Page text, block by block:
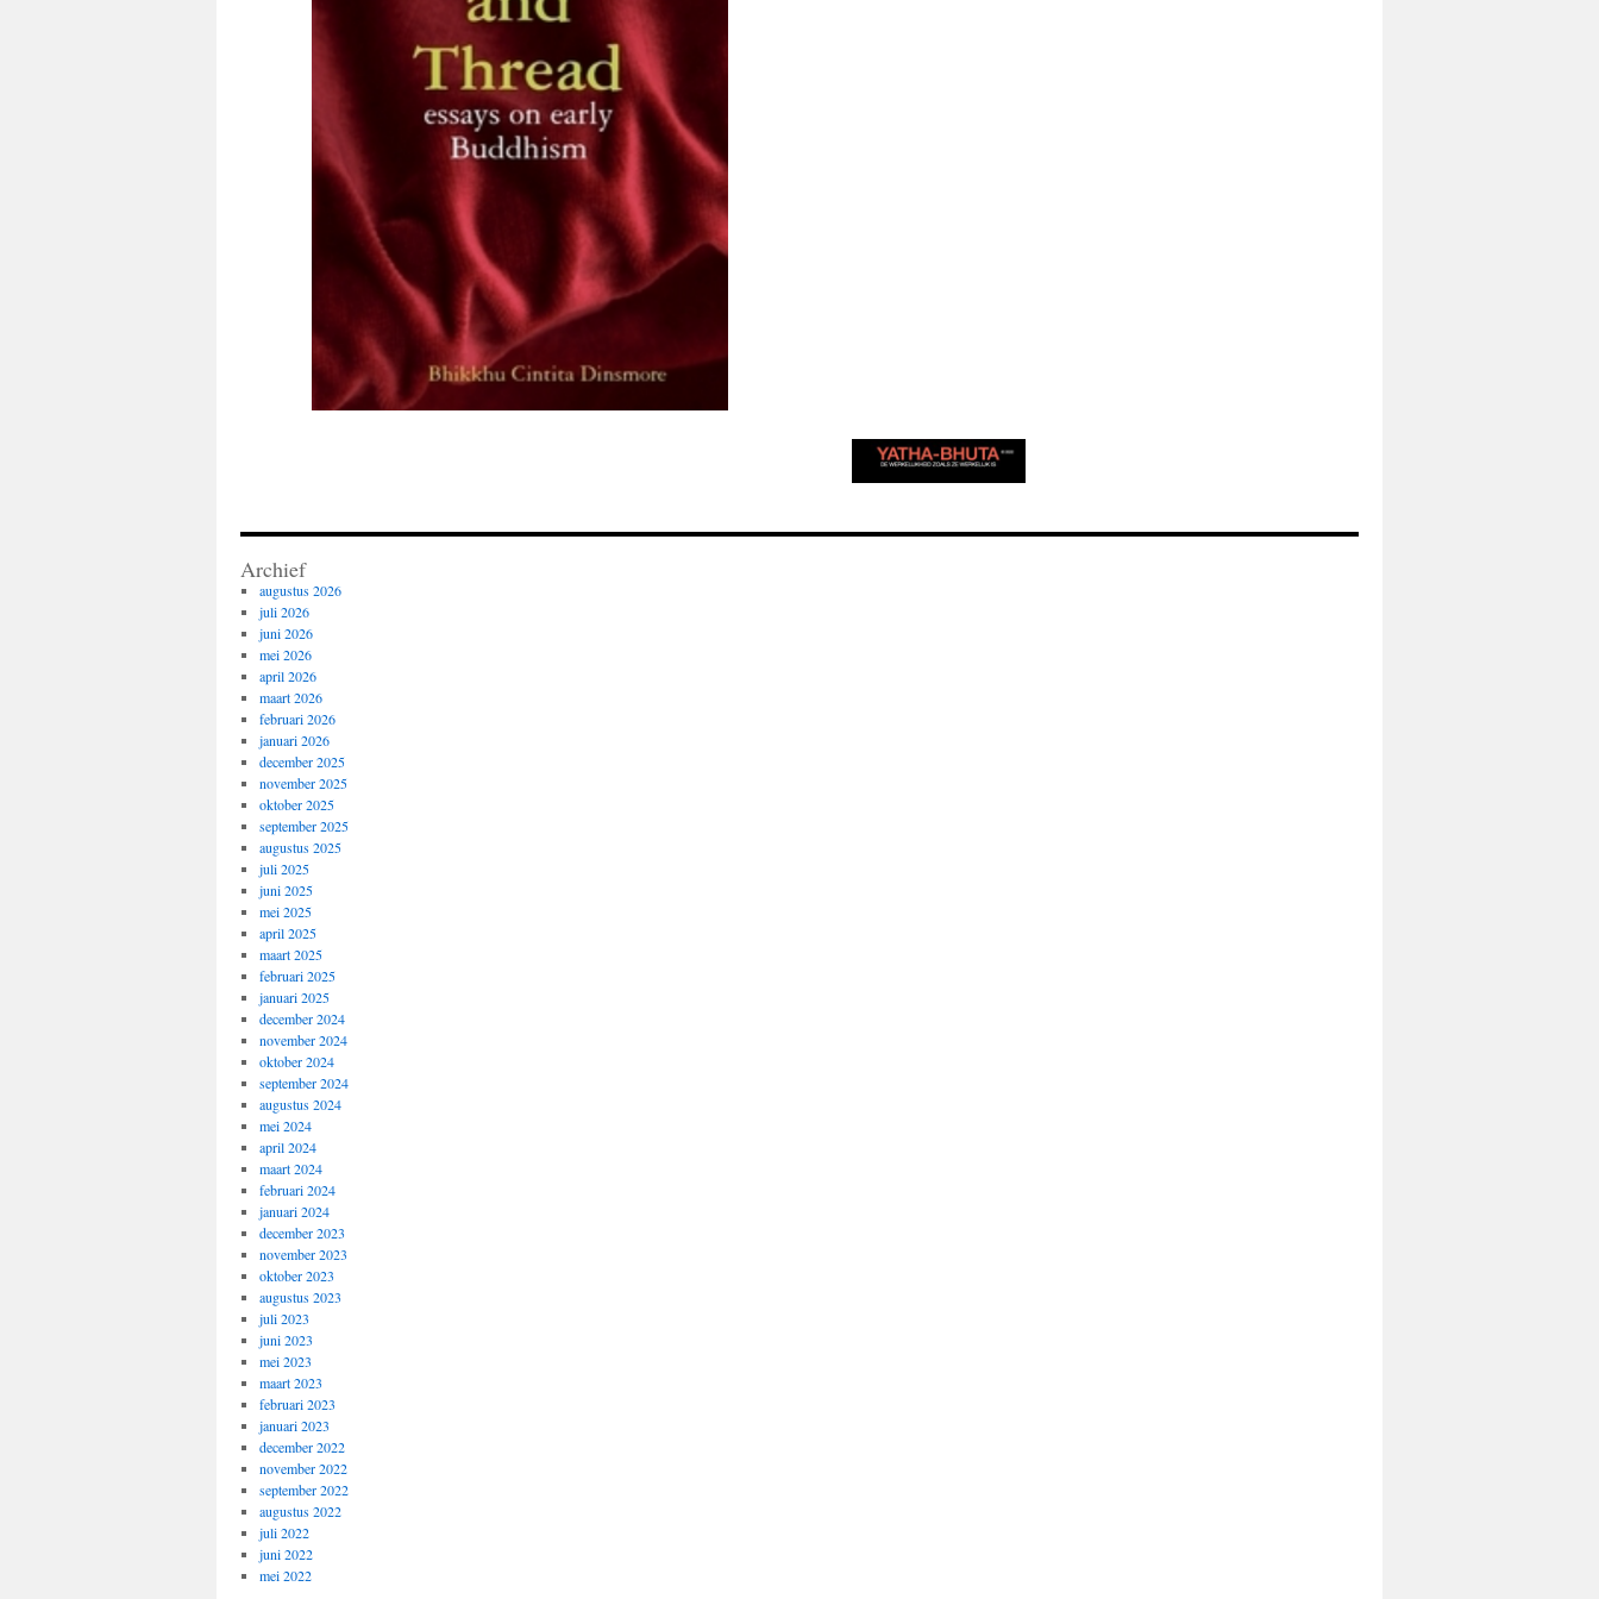
Archief
augustus 2026
juli 2026
juni 2026
mei 2026
april 2026
maart 2026
februari 2026
januari 2026
december 2025
november 2025
oktober 2025
september 2025
augustus 2025
juli 2025
juni 2025
mei 2025
april 2025
maart 2025
februari 2025
januari 2025
december 2024
november 2024
oktober 2024
september 2024
augustus 2024
mei 2024
april 2024
maart 2024
februari 2024
januari 2024
december 2023
november 2023
oktober 2023
augustus 2023
juli 2023
juni 2023
mei 2023
maart 2023
februari 2023
januari 2023
december 2022
november 2022
september 2022
augustus 2022
juli 2022
juni 2022
mei 2022